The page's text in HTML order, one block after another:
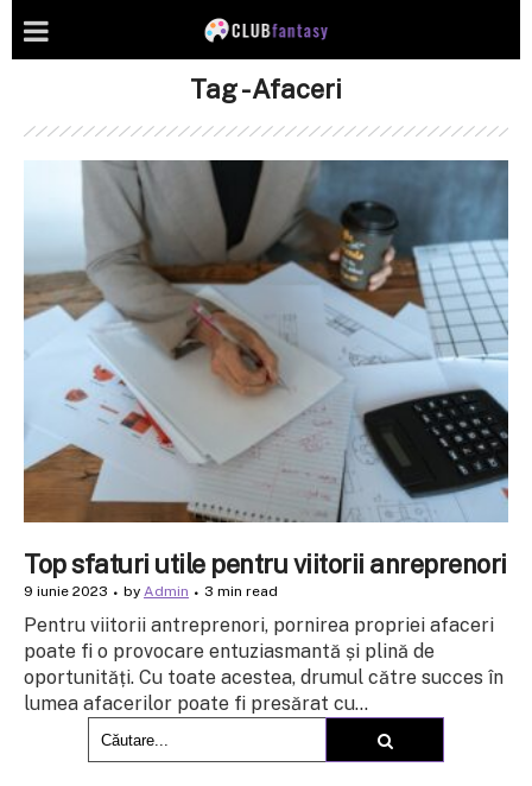
Tag - Afaceri
Top sfaturi utile pentru viitorii anreprenori
9 iunie 2023 by Admin 3 min read
Pentru viitorii antreprenori, pornirea propriei afaceri
poate fi o provocare entuziasmantă și plină de
oportunități. Cu toate acestea, drumul către succes în
lumea afacerilor poate fi presărat cu...